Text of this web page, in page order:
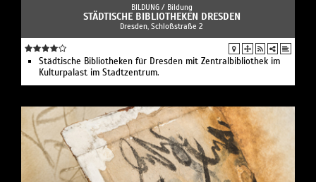
BILDUNG / Bildung
STÄDTISCHE BIBLIOTHEKEN DRESDEN
Dresden, Schloßstraße 2
Städtische Bibliotheken für Dresden mit Zentralbibliothek im
Kulturpalast im Stadtzentrum.